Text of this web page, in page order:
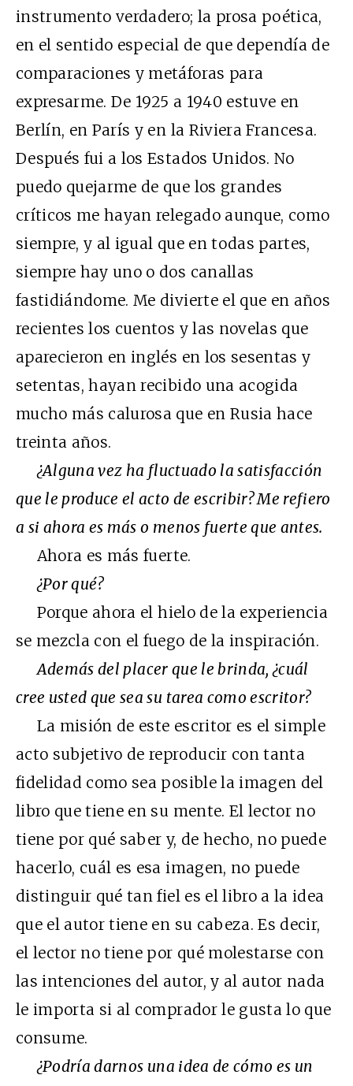
instrumento verdadero; la prosa poética,
en el sentido especial de que dependía de
comparaciones y metáforas para
expresarme. De 1925 a 1940 estuve en
Berlín, en París y en la Riviera Francesa.
Después fui a los Estados Unidos. No
puedo quejarme de que los grandes
críticos me hayan relegado aunque, como
siempre, y al igual que en todas partes,
siempre hay uno o dos canallas
fastidiándome. Me divierte el que en años
recientes los cuentos y las novelas que
aparecieron en inglés en los sesentas y
setentas, hayan recibido una acogida
mucho más calurosa que en Rusia hace
treinta años.
¿Alguna vez ha fluctuado la satisfacción
que le produce el acto de escribir? Me refiero
a si ahora es más o menos fuerte que antes.
Ahora es más fuerte.
¿Por qué?
Porque ahora el hielo de la experiencia
se mezcla con el fuego de la inspiración.
Además del placer que le brinda, ¿cuál
cree usted que sea su tarea como escritor?
La misión de este escritor es el simple
acto subjetivo de reproducir con tanta
fidelidad como sea posible la imagen del
libro que tiene en su mente. El lector no
tiene por qué saber y, de hecho, no puede
hacerlo, cuál es esa imagen, no puede
distinguir qué tan fiel es el libro a la idea
que el autor tiene en su cabeza. Es decir,
el lector no tiene por qué molestarse con
las intenciones del autor, y al autor nada
le importa si al comprador le gusta lo que
consume.
¿Podría darnos una idea de cómo es un